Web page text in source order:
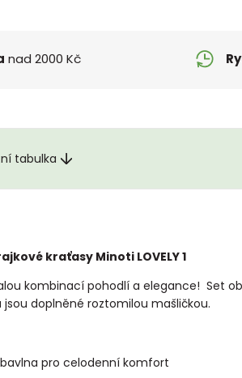
nad 2000 Kč
tabulka
kraťasy Minoti LOVELY 1
kombinací pohodlí a elegance! Set
doplněné roztomilou mašličkou.
pro celodenní komfort